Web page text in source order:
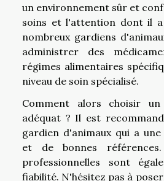
un environnement sûr et
soins et l'attention dont il a
nombreux gardiens
administrer des
régimes alimentaires
niveau de soin spécialisé.
Comment alors choisir un
adéquat ? Il est
gardien d'animaux qui a
et de bonnes
professionnelles sont
fiabilité. N'hésitez pas à